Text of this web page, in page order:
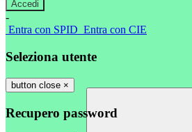
-
Entra con SPID Entra con CIE
Seleziona utente
button close ×
Recupero password